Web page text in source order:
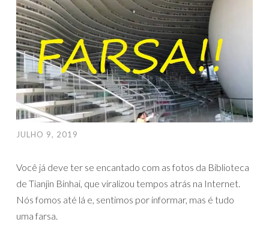
JULHO 9, 2019
Você já deve ter se encantado com as fotos da Biblioteca
de Tianjin Binhai, que viralizou tempos atrás na Internet.
Nós fomos até lá e, sentimos por informar, mas é tudo
uma farsa.